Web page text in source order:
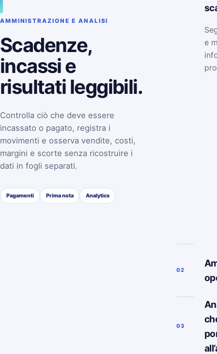
AMMINISTRAZIONE E ANALISI
Scadenze,
incassi e
risultati leggibili.
Controlla ciò che deve essere
incassato o pagato, registra i
movimenti e osserva vendite, costi,
margini e scorte senza ricostruire i
dati in fogli separati.
Pagamenti Prima nota Analytics
e
02
03